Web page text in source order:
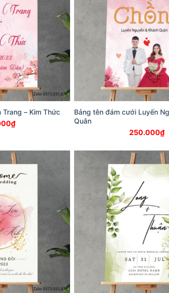
Trang – Kim Thức
₫
Bảng tên đám cưới Luyến
Quân
250.000₫